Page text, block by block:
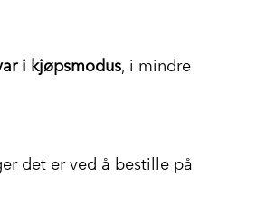
i kjøpsmodus, i mindre
det er ved å bestille på